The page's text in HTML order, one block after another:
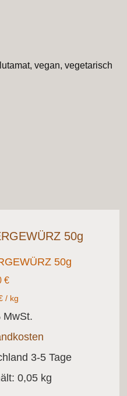
vegan, vegetarisch
50g
€
/ kg
MwSt.
3-5 Tage
0,05 kg